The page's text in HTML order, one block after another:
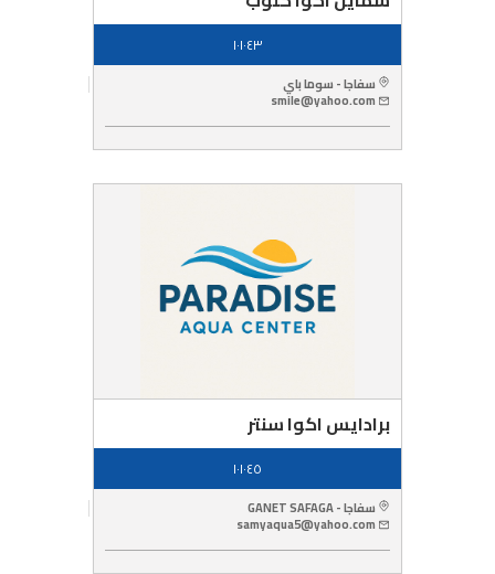
١٠١٠٤٣
سفاجا - سوما باي
smile@yahoo.com
برادايس اكوا سنتر
١٠١٠٤٥
سفاجا - GANET SAFAGA
samyaqua5@yahoo.com